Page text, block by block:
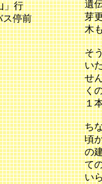
」行
停前
遺
芽
木
そ
い
せ
く
１
ち
頃
の
て
い